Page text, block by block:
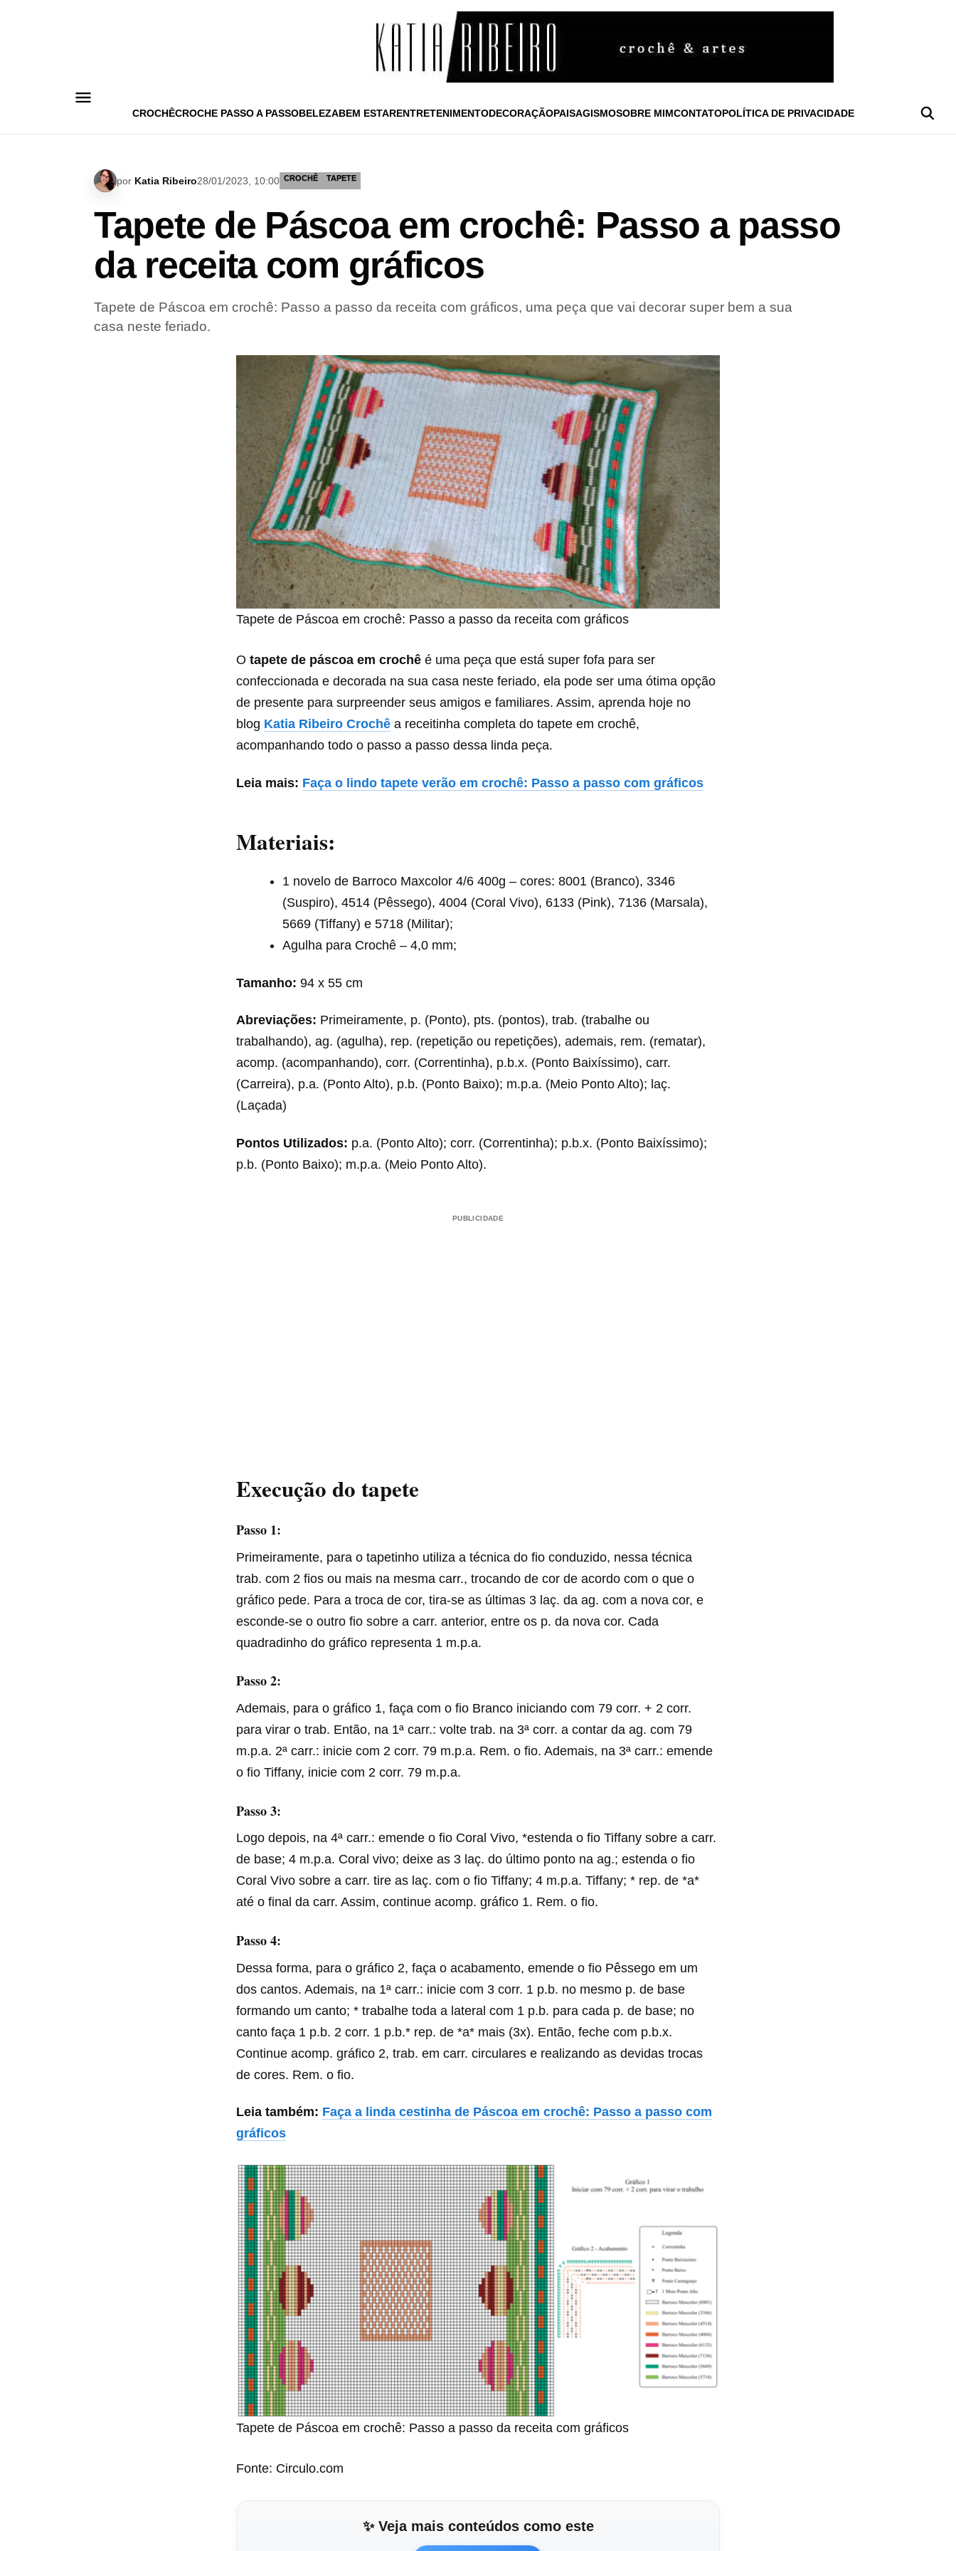
CROCHÊCROCHE PASSO A PASSOBELEZABEM ESTARENTRETENIMENTODECORAÇÃOPAISAGISMOSOBRE MIMCONTATOPOLÍTICA DE PRIVACIDADE
por Katia Ribeiro28/01/2023, 10:00 CROCHÊ TAPETE
Tapete de Páscoa em crochê: Passo a passo
da receita com gráficos
Tapete de Páscoa em crochê: Passo a passo da receita com gráficos, uma peça que vai decorar super bem a sua
casa neste feriado.
Tapete de Páscoa em crochê: Passo a passo da receita com gráficos
O tapete de páscoa em crochê é uma peça que está super fofa para ser
confeccionada e decorada na sua casa neste feriado, ela pode ser uma ótima opção
de presente para surpreender seus amigos e familiares. Assim, aprenda hoje no
blog Katia Ribeiro Crochê a receitinha completa do tapete em crochê,
acompanhando todo o passo a passo dessa linda peça.
Leia mais: Faça o lindo tapete verão em crochê: Passo a passo com gráficos
Materiais:
1 novelo de Barroco Maxcolor 4/6 400g – cores: 8001 (Branco), 3346
(Suspiro), 4514 (Pêssego), 4004 (Coral Vivo), 6133 (Pink), 7136 (Marsala),
5669 (Tiffany) e 5718 (Militar);
Agulha para Crochê – 4,0 mm;
Tamanho: 94 x 55 cm
Abreviações: Primeiramente, p. (Ponto), pts. (pontos), trab. (trabalhe ou
trabalhando), ag. (agulha), rep. (repetição ou repetições), ademais, rem. (rematar),
acomp. (acompanhando), corr. (Correntinha), p.b.x. (Ponto Baixíssimo), carr.
(Carreira), p.a. (Ponto Alto), p.b. (Ponto Baixo); m.p.a. (Meio Ponto Alto); laç.
(Laçada)
Pontos Utilizados: p.a. (Ponto Alto); corr. (Correntinha); p.b.x. (Ponto Baixíssimo);
p.b. (Ponto Baixo); m.p.a. (Meio Ponto Alto).
PUBLICIDADE
Execução do tapete
Passo 1:
Primeiramente, para o tapetinho utiliza a técnica do fio conduzido, nessa técnica
trab. com 2 fios ou mais na mesma carr., trocando de cor de acordo com o que o
gráfico pede. Para a troca de cor, tira-se as últimas 3 laç. da ag. com a nova cor, e
esconde-se o outro fio sobre a carr. anterior, entre os p. da nova cor. Cada
quadradinho do gráfico representa 1 m.p.a.
Passo 2:
Ademais, para o gráfico 1, faça com o fio Branco iniciando com 79 corr. + 2 corr.
para virar o trab. Então, na 1ª carr.: volte trab. na 3ª corr. a contar da ag. com 79
m.p.a. 2ª carr.: inicie com 2 corr. 79 m.p.a. Rem. o fio. Ademais, na 3ª carr.: emende
o fio Tiffany, inicie com 2 corr. 79 m.p.a.
Passo 3:
Logo depois, na 4ª carr.: emende o fio Coral Vivo, *estenda o fio Tiffany sobre a carr.
de base; 4 m.p.a. Coral vivo; deixe as 3 laç. do último ponto na ag.; estenda o fio
Coral Vivo sobre a carr. tire as laç. com o fio Tiffany; 4 m.p.a. Tiffany; * rep. de *a*
até o final da carr. Assim, continue acomp. gráfico 1. Rem. o fio.
Passo 4:
Dessa forma, para o gráfico 2, faça o acabamento, emende o fio Pêssego em um
dos cantos. Ademais, na 1ª carr.: inicie com 3 corr. 1 p.b. no mesmo p. de base
formando um canto; * trabalhe toda a lateral com 1 p.b. para cada p. de base; no
canto faça 1 p.b. 2 corr. 1 p.b.* rep. de *a* mais (3x). Então, feche com p.b.x.
Continue acomp. gráfico 2, trab. em carr. circulares e realizando as devidas trocas
de cores. Rem. o fio.
Leia também: Faça a linda cestinha de Páscoa em crochê: Passo a passo com
gráficos
Tapete de Páscoa em crochê: Passo a passo da receita com gráficos
Fonte: Circulo.com
✨ Veja mais conteúdos como este